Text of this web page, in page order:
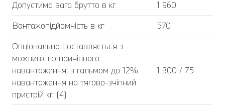
Допустима вага брутто в кг
1 960
Вантажопідйомність в кг
570
Опціонально поставляється з
можливістю причіпного
навантаження, з гальмом до 12%
навантаження на тягово-зчіпний
пристрій кг. (4)
1 300 / 75